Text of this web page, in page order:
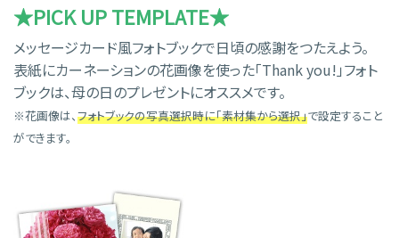
★PICK UP TEMPLATE★
メッセージカード風フォトブックで日頃の感謝をつたえよう。
表紙にカーネーションの花画像を使った「Thank you!」フォト
ブックは、母の日のプレゼントにオススメです。
※花画像は、フォトブックの写真選択時に「素材集から選択」で設定すること
ができます。